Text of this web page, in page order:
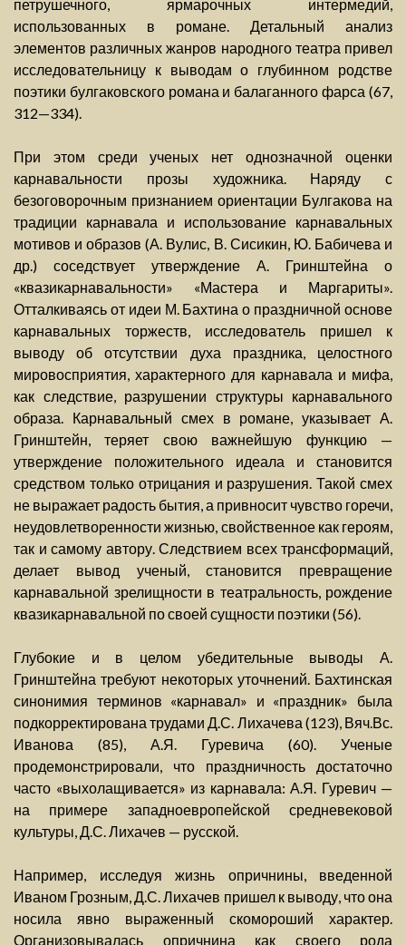
петрушечного, ярмарочных интермедий,
использованных в романе. Детальный анализ
элементов различных жанров народного театра привел
исследовательницу к выводам о глубинном родстве
поэтики булгаковского романа и балаганного фарса (67,
312—334).
При этом среди ученых нет однозначной оценки
карнавальности прозы художника. Наряду с
безоговорочным признанием ориентации Булгакова на
традиции карнавала и использование карнавальных
мотивов и образов (А. Вулис, В. Сисикин, Ю. Бабичева и
др.) соседствует утверждение А. Гринштейна о
«квазикарнавальности» «Мастера и Маргариты».
Отталкиваясь от идеи М. Бахтина о праздничной основе
карнавальных торжеств, исследователь пришел к
выводу об отсутствии духа праздника, целостного
мировосприятия, характерного для карнавала и мифа,
как следствие, разрушении структуры карнавального
образа. Карнавальный смех в романе, указывает А.
Гринштейн, теряет свою важнейшую функцию —
утверждение положительного идеала и становится
средством только отрицания и разрушения. Такой смех
не выражает радость бытия, а привносит чувство горечи,
неудовлетворенности жизнью, свойственное как героям,
так и самому автору. Следствием всех трансформаций,
делает вывод ученый, становится превращение
карнавальной зрелищности в театральность, рождение
квазикарнавальной по своей сущности поэтики (56).
Глубокие и в целом убедительные выводы А.
Гринштейна требуют некоторых уточнений. Бахтинская
синонимия терминов «карнавал» и «праздник» была
подкорректирована трудами Д.С. Лихачева (123), Вяч.Вс.
Иванова (85), А.Я. Гуревича (60). Ученые
продемонстрировали, что праздничность достаточно
часто «выхолащивается» из карнавала: А.Я. Гуревич —
на примере западноевропейской средневековой
культуры, Д.С. Лихачев — русской.
Например, исследуя жизнь опричнины, введенной
Иваном Грозным, Д.С. Лихачев пришел к выводу, что она
носила явно выраженный скомороший характер.
Организовывалась опричнина как своего рода